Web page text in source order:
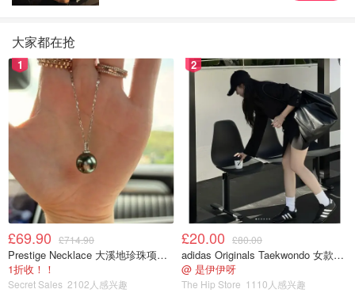
大家都在抢
1
£69.90 £714.90
Prestige Necklace 大溪地珍珠项链 10-11mm
1折收！！
Secret Sales 2102人感兴趣
2
£20.00 £80.00
adidas Originals Taekwondo 女款黑色运动鞋
@ 是伊伊呀
The Hip Store 1110人感兴趣